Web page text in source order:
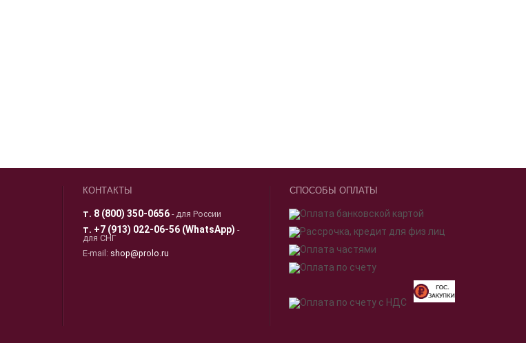
КОНТАКТЫ
т. 8 (800) 350-0656 - для России
т. +7 (913) 022-06-56 (WhatsApp) -
для СНГ
E-mail: shop@prolo.ru
СПОСОБЫ ОПЛАТЫ